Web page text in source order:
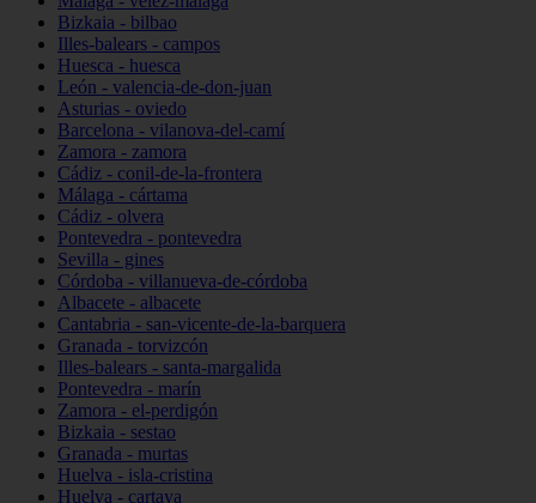
Bizkaia - bilbao
Illes-balears - campos
Huesca - huesca
León - valencia-de-don-juan
Asturias - oviedo
Barcelona - vilanova-del-camí
Zamora - zamora
Cádiz - conil-de-la-frontera
Málaga - cártama
Cádiz - olvera
Pontevedra - pontevedra
Sevilla - gines
Córdoba - villanueva-de-córdoba
Albacete - albacete
Cantabria - san-vicente-de-la-barquera
Granada - torvizcón
Illes-balears - santa-margalida
Pontevedra - marín
Zamora - el-perdigón
Bizkaia - sestao
Granada - murtas
Huelva - isla-cristina
Huelva - cartaya